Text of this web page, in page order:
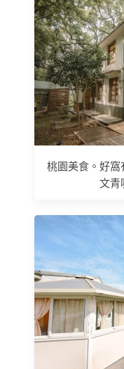
桃園美食。好窩
文青